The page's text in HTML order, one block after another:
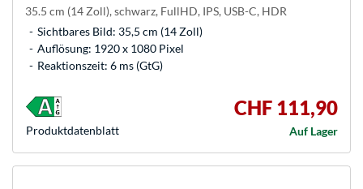
35.5 cm (14 Zoll), schwarz, FullHD, IPS, USB-C, HDR
Sichtbares Bild: 35,5 cm (14 Zoll)
Auflösung: 1920 x 1080 Pixel
Reaktionszeit: 6 ms (GtG)
CHF 111,90
Auf Lager
Produkt­datenblatt